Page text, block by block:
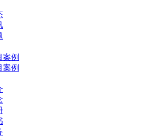
案例
案例